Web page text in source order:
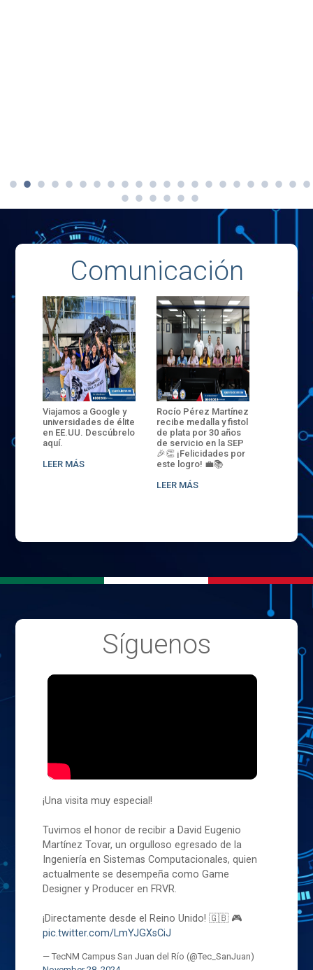
Comunicación
Viajamos a Google y
universidades de élite
en EE.UU. Descúbrelo
aquí.
LEER MÁS
Rocío Pérez Martínez
recibe medalla y fistol
de plata por 30 años
de servicio en la SEP
🎉👏 ¡Felicidades por
este logro! 💼📚
LEER MÁS
ENECB-
del
batalla.
32
sede
Síguenos
¡Una visita muy especial!
Tuvimos el honor de recibir a David Eugenio
Martínez Tovar, un orgulloso egresado de la
Ingeniería en Sistemas Computacionales, quien
actualmente se desempeña como Game
Designer y Producer en FRVR.
¡Directamente desde el Reino Unido! 🇬🇧 🎮
pic.twitter.com/LmYJGXsCiJ
— TecNM Campus San Juan del Río (@Tec_SanJuan)